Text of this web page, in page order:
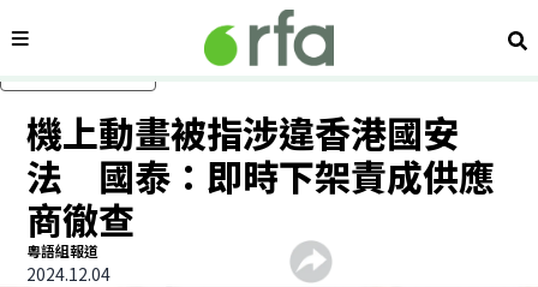
內容分類 搜
機上動畫被指涉違香港國安
法 國泰：即時下架責成供應
商徹查
粵語組報道
2024.12.04